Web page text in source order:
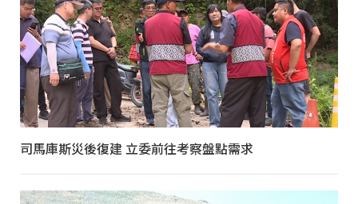
司馬庫斯災後復建 立委前往考察盤點需求